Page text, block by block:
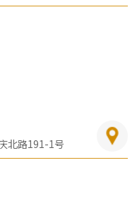
北路191-1号